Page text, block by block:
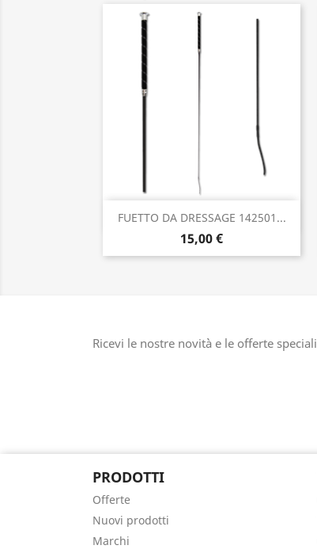
FUETTO DA DRESSAGE 142501...
15,00 €
 Anteprima
Ricevi le nostre novità e le offerte speciali
PRODOTTI
Offerte
Nuovi prodotti
Marchi